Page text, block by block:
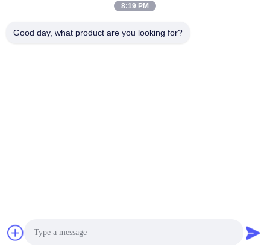
hotmelt-films.com . 무단 복제 금지.
8:19 PM
Good day, what product are you looking for?